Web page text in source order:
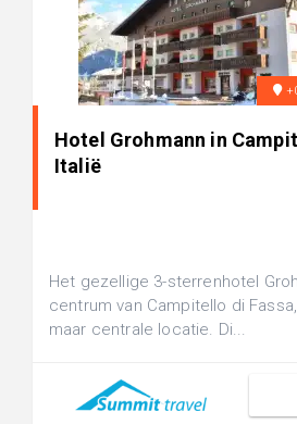
Hotel Grohmann in
Italië
Het gezellige 3-sterrenhotel
centrum van Campitello di
maar centrale locatie. Di...